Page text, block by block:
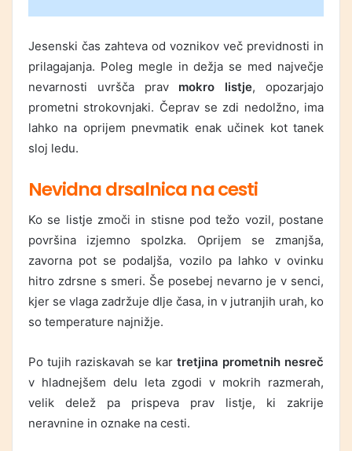
Jesenski čas zahteva od voznikov več previdnosti in
prilagajanja. Poleg megle in dežja se med največje
nevarnosti uvršča prav mokro listje, opozarjajo
prometni strokovnjaki. Čeprav se zdi nedolžno, ima
lahko na oprijem pnevmatik enak učinek kot tanek
sloj ledu.
Nevidna drsalnica na cesti
Ko se listje zmoči in stisne pod težo vozil, postane
površina izjemno spolzka. Oprijem se zmanjša,
zavorna pot se podaljša, vozilo pa lahko v ovinku
hitro zdrsne s smeri. Še posebej nevarno je v senci,
kjer se vlaga zadržuje dlje časa, in v jutranjih urah, ko
so temperature najnižje.
Po tujih raziskavah se kar tretjina prometnih nesreč
v hladnejšem delu leta zgodi v mokrih razmerah,
velik delež pa prispeva prav listje, ki zakrije
neravnine in oznake na cesti.